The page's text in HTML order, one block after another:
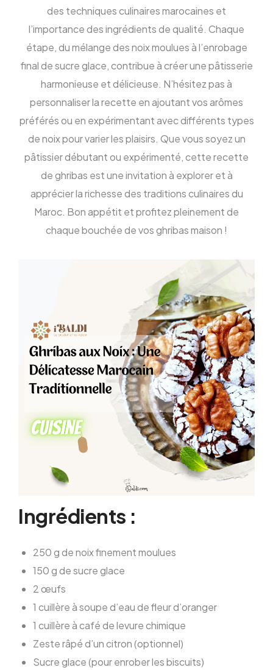
des techniques culinaires marocaines et
l’importance des ingrédients de qualité. Chaque
étape, du mélange des noix moulues à l’enrobage
final de sucre glace, contribue à créer une pâtisserie
harmonieuse et délicieuse. N’hésitez pas à
personnaliser la recette en ajoutant vos arômes
préférés ou en expérimentant avec différents types
de noix pour varier les plaisirs. Que vous soyez un
pâtissier débutant ou expérimenté, cette recette
de ghribas est une invitation à explorer et à
apprécier la richesse des traditions culinaires du
Maroc. Bon appétit et profitez pleinement de
chaque bouchée de vos ghribas maison !
Ingrédients :
250 g de noix finement moulues
150 g de sucre glace
2 œufs
1 cuillère à soupe d’eau de fleur d’oranger
1 cuillère à café de levure chimique
Zeste râpé d’un citron (optionnel)
Sucre glace (pour enrober les biscuits)